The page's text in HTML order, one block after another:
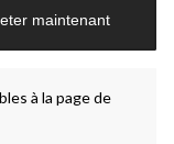
maintenant
à la page de